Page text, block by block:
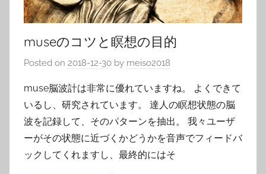
museのコツと瞑想の目的
Posted on 2018-12-30 by meiso2018
muse脳波計は非常に優れていますね。 よくできて
いるし、研究されています。 達人の瞑想状態の脳
波を記録して、そのパターンを抽出。 我々ユーザ
ーがその状態に近づくかどうかを音声でフィードバ
ックしてくれますし、最終的にはそ